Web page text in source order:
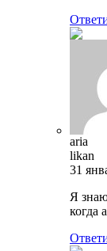
aria
likan
31
Я
когда